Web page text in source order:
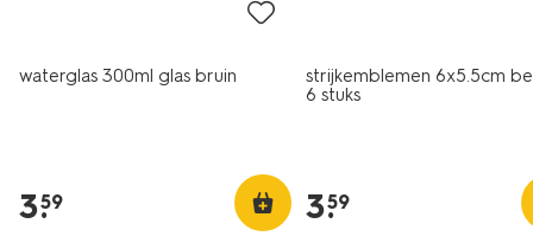
waterglas 300ml glas bruin
3.
59
strijkemblemen 6x5.5cm
6 stuks
3.
59